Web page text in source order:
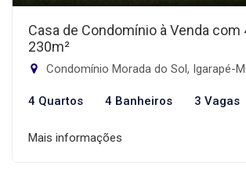
Casa de Condomínio à Venda com
230m²
Condomínio Morada do Sol, Igarapé-
4 Quartos 4 Banheiros 3 Vagas
Mais informações